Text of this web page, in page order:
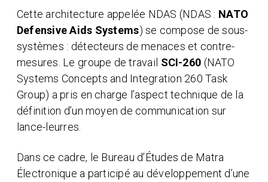
Cette architecture appelée NDAS (NDAS : NATO
Defensive Aids Systems) se compose de sous-
systèmes : détecteurs de menaces et contre-
mesures. Le groupe de travail SCI-260 (NATO
Systems Concepts and Integration 260 Task
Group) a pris en charge l’aspect technique de la
définition d’un moyen de communication sur
lance-leurres.
Dans ce cadre, le Bureau d’Études de Matra
Électronique a participé au développement d’une